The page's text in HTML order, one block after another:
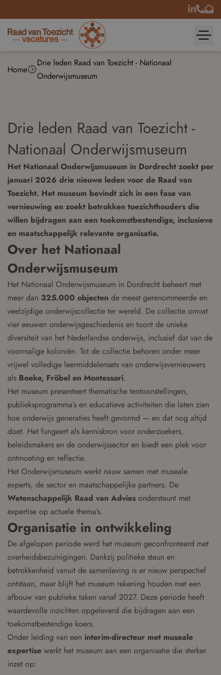
Home
Drie leden Raad van Toezicht - Nationaal
Onderwijsmuseum
Drie leden Raad van Toezicht -
Nationaal Onderwijsmuseum
Het Nationaal Onderwijsmuseum in Dordrecht zoekt per
januari 2026 drie nieuwe leden voor de Raad van
Toezicht. Het museum bevindt zich in een fase van
vernieuwing en zoekt betrokken toezichthouders die
willen bijdragen aan een toekomstbestendige, inclusieve
en maatschappelijk relevante organisatie.
Over het Nationaal
Onderwijsmuseum
Het Nationaal Onderwijsmuseum in Dordrecht beheert met
meer dan 325.000 objecten de meest gerenommeerde en
veelzijdige onderwijscollectie ter wereld. De collectie omvat
vier eeuwen onderwijsgeschiedenis en toont de unieke
diversiteit van het Nederlandse onderwijs, inclusief dat van de
voormalige koloniën. Tot de collectie behoren onder meer
vrijwel volledige leermiddelensets van onderwijsvernieuwers
als Boeke, Fröbel en Montessori.
Het museum presenteert thematische tentoonstellingen,
publieksprogramma’s en educatieve activiteiten die laten zien
hoe onderwijs generaties heeft gevormd — en dat nog altijd
doet. Het fungeert als kennisbron voor onderzoekers,
beleidsmakers en de onderwijssector en biedt een plek voor
ontmoeting en reflectie.
Het Onderwijsmuseum werkt nauw samen met museale
experts, de sector en maatschappelijke partners. De
Wetenschappelijk Raad van Advies ondersteunt met
expertise op actuele thema’s.
Organisatie in ontwikkeling
De afgelopen periode werd het museum geconfronteerd met
overheidsbezuinigingen. Dankzij politieke steun en
betrokkenheid vanuit de samenleving is er nieuw perspectief
ontstaan, maar blijft het museum rekening houden met een
afbouw van publieke taken vanaf 2027. Deze periode heeft
waardevolle inzichten opgeleverd die bijdragen aan een
toekomstbestendige koers.
Onder leiding van een interim-directeur met museale
expertise werkt het museum aan een organisatie die sterker
inzet op: